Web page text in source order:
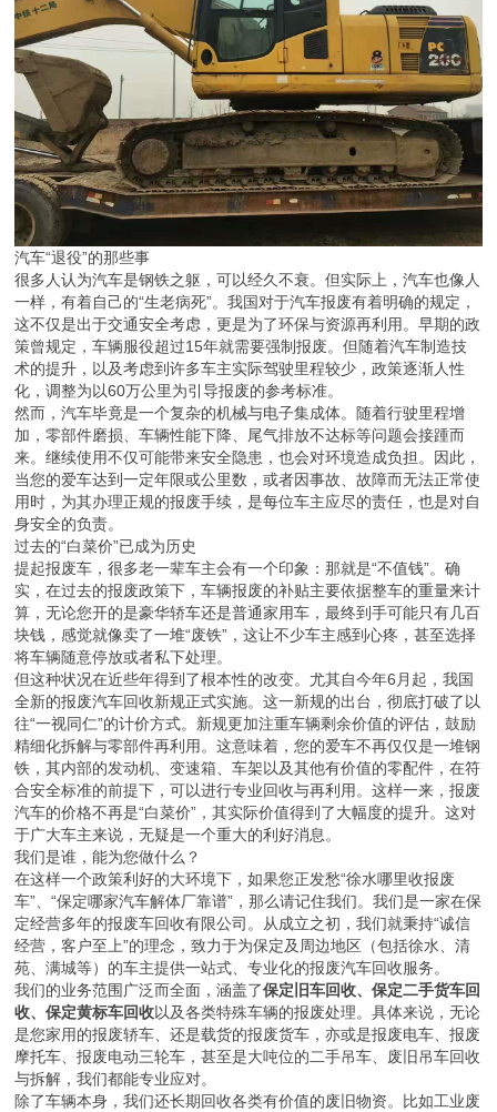
汽车“退役”的那些事
很多人认为汽车是钢铁之躯，可以经久不衰。但实际上，汽车也像人
一样，有着自己的“生老病死”。我国对于汽车报废有着明确的规定，
这不仅是出于交通安全考虑，更是为了环保与资源再利用。早期的政
策曾规定，车辆服役超过15年就需要强制报废。但随着汽车制造技
术的提升，以及考虑到许多车主实际驾驶里程较少，政策逐渐人性
化，调整为以60万公里为引导报废的参考标准。
然而，汽车毕竟是一个复杂的机械与电子集成体。随着行驶里程增
加，零部件磨损、车辆性能下降、尾气排放不达标等问题会接踵而
来。继续使用不仅可能带来安全隐患，也会对环境造成负担。因此，
当您的爱车达到一定年限或公里数，或者因事故、故障而无法正常使
用时，为其办理正规的报废手续，是每位车主应尽的责任，也是对自
身安全的负责。
过去的“白菜价”已成为历史
提起报废车，很多老一辈车主会有一个印象：那就是“不值钱”。确
实，在过去的报废政策下，车辆报废的补贴主要依据整车的重量来计
算，无论您开的是豪华轿车还是普通家用车，最终到手可能只有几百
块钱，感觉就像卖了一堆“废铁”，这让不少车主感到心疼，甚至选择
将车辆随意停放或者私下处理。
但这种状况在近些年得到了根本性的改变。尤其自今年6月起，我国
全新的报废汽车回收新规正式实施。这一新规的出台，彻底打破了以
往“一视同仁”的计价方式。新规更加注重车辆剩余价值的评估，鼓励
精细化拆解与零部件再利用。这意味着，您的爱车不再仅仅是一堆钢
铁，其内部的发动机、变速箱、车架以及其他有价值的零配件，在符
合安全标准的前提下，可以进行专业回收与再利用。这样一来，报废
汽车的价格不再是“白菜价”，其实际价值得到了大幅度的提升。这对
于广大车主来说，无疑是一个重大的利好消息。
我们是谁，能为您做什么？
在这样一个政策利好的大环境下，如果您正发愁“徐水哪里收报废
车”、“保定哪家汽车解体厂靠谱”，那么请记住我们。我们是一家在保
定经营多年的报废车回收有限公司。从成立之初，我们就秉持“诚信
经营，客户至上”的理念，致力于为保定及周边地区（包括徐水、清
苑、满城等）的车主提供一站式、专业化的报废汽车回收服务。
我们的业务范围广泛而全面，涵盖了保定旧车回收、保定二手货车回
收、保定黄标车回收以及各类特殊车辆的报废处理。具体来说，无论
是您家用的报废轿车、还是载货的报废货车，亦或是报废电车、报废
摩托车、报废电动三轮车，甚至是大吨位的二手吊车、废旧吊车回收
与拆解，我们都能专业应对。
除了车辆本身，我们还长期回收各类有价值的废旧物资。比如工业废